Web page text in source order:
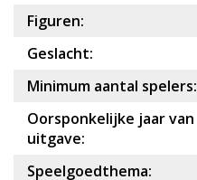
Figuren:
Geslacht:
Minimum aantal spelers:
Oorsponkelijke jaar van
uitgave:
Speelgoedthema: